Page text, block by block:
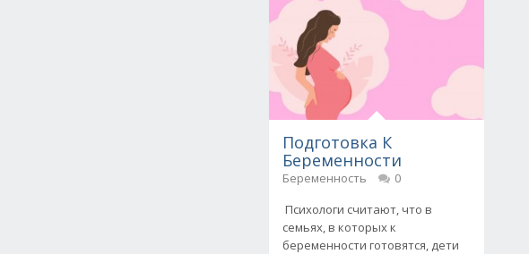
Подготовка К
Беременности
Беременность
0
Психологи считают, что в
семьях, в которых к
беременности готовятся, дети